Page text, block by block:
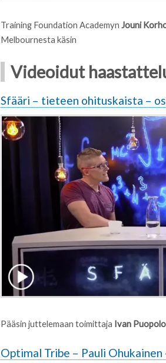
Training Foundation Academyn Jouni
Melbournesta käsin
Videoidut
Sfääri – tieteen ohituskaista –
Pääsin juttelemaan toimittaja Ivan
Optimal Tribe – Pauli